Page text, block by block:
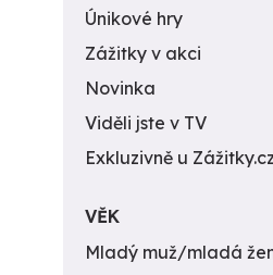
Únikové hry
Zážitky v akci
Novinka
Viděli jste v TV
Exkluzivně u Zážitky.cz
VĚK
Mladý muž/mladá